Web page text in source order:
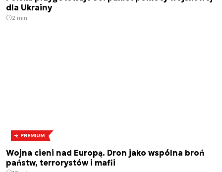
dla Ukrainy
2 min.
PREMIUM
Wojna cieni nad Europą. Dron jako wspólna broń
państw, terrorystów i mafii